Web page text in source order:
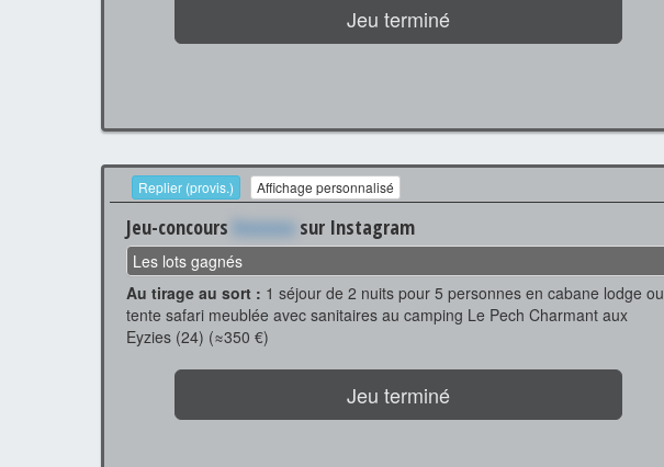
Jeu terminé
Replier (provis.) Affichage personnalisé
Jeu-concours Xxxxxxx sur Instagram
Les lots gagnés
Au tirage au sort : 1 séjour de 2 nuits pour 5 personnes en cabane lodge ou
tente safari meublée avec sanitaires au camping Le Pech Charmant aux
Eyzies (24) (≈350 €)
Jeu terminé